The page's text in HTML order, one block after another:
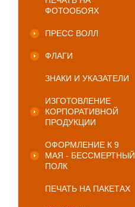
ФОТООБОЯХ
ПРЕСС ВОЛЛ
ФЛАГИ
ЗНАКИ И УКАЗАТЕЛИ
ИЗГОТОВЛЕНИЕ
КОРПОРАТИВНОЙ
ПРОДУКЦИИ
ОФОРМЛЕНИЕ К 9
МАЯ - БЕССМЕРТНЫЙ
ПОЛК
ПЕЧАТЬ НА ПАКЕТАХ